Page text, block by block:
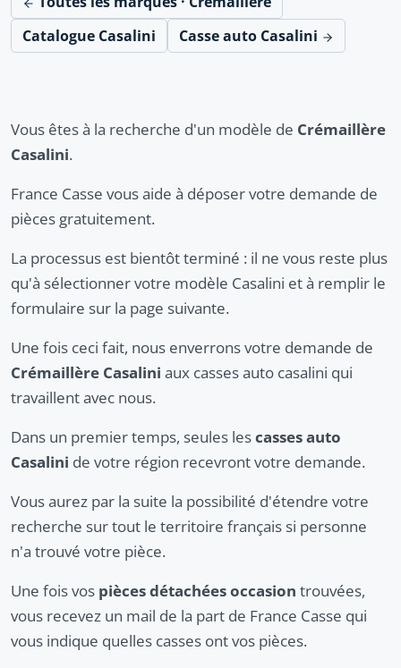
Catalogue Casalini
Casse auto Casalini
Vous êtes à la recherche d'un modèle de Crémaillère
Casalini.
France Casse vous aide à déposer votre demande de
pièces gratuitement.
La processus est bientôt terminé : il ne vous reste plus
qu'à sélectionner votre modèle Casalini et à remplir le
formulaire sur la page suivante.
Une fois ceci fait, nous enverrons votre demande de
Crémaillère Casalini aux casses auto casalini qui
travaillent avec nous.
Dans un premier temps, seules lescasses auto
Casalini de votre région recevront votre demande.
Vous aurez par la suite la possibilité d'étendre votre
recherche sur tout le territoire français si personne
n'a trouvé votre pièce.
Une fois vos pièces détachées occasion trouvées,
vous recevez un mail de la part de France Casse qui
vous indique quelles casses ont vos pièces.